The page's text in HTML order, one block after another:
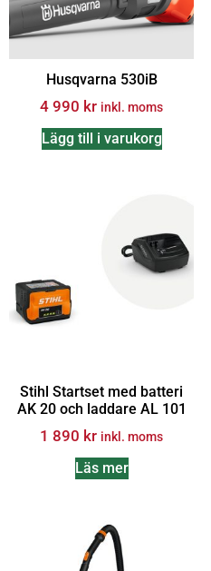
Husqvarna 530iB
4 990 kr inkl. moms
Lägg till i varukorg
Stihl Startset med batteri
AK 20 och laddare AL 101
1 890 kr inkl. moms
Läs mer